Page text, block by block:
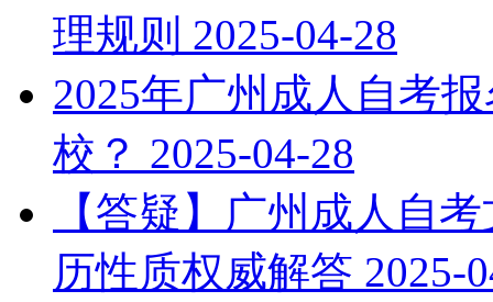
理规则 2025-04-28
2025年广州成人自考
校？ 2025-04-28
【答疑】广州成人自
历性质权威解答 2025-